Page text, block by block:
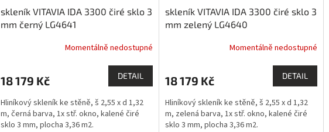
A
R
M
A
skleník VITAVIA IDA 3300 čiré sklo 3
mm černý LG4641
Momentálně nedostupné
18 179 Kč DETAIL
Hliníkový skleník ke stěně, š 2,55 x d 1,32
m, černá barva, 1x stř. okno, kalené čiré
sklo 3 mm, plocha 3,36 m2.
A
R
M
A
skleník VITAVIA IDA 3300 čiré sklo 3
mm zelený LG4640
Momentálně nedostupné
18 179 Kč DETAIL
Hliníkový skleník ke stěně, š 2,55 x d 1,32
m, zelená barva, 1x stř. okno, kalené čiré
sklo 3 mm, plocha 3,36 m2.